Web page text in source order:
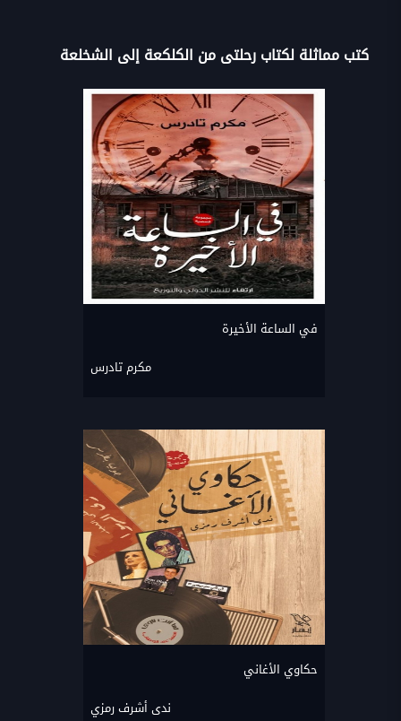
كتب مماثلة لكتاب رحلتى من الكلكعة إلى الشخلعة
في الساعة الأخيرة
مكرم تادرس
حكاوي الأغاني
ندى أشرف رمزي